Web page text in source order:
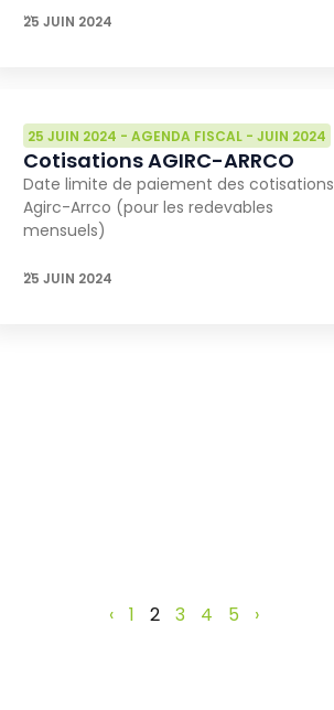
…
25 JUIN 2024
25 JUIN 2024 -AGENDA FISCAL -JUIN 2024
Cotisations AGIRC-ARRCO
Date limite de paiement des cotisations
Agirc-Arrco (pour les redevables
mensuels)
…
25 JUIN 2024
‹ 1 2 3 4 5 ›